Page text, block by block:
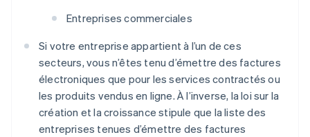
Entreprises commerciales
Si votre entreprise appartient à l’un de ces
secteurs, vous n’êtes tenu d’émettre des factures
électroniques que pour les services contractés ou
les produits vendus en ligne. À l’inverse, la loi sur la
création et la croissance stipule que la liste des
entreprises tenues d’émettre des factures